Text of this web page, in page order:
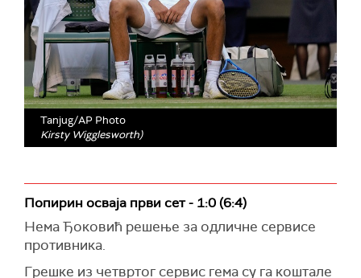
Tanjug/AP Photo
Kirsty Wigglesworth)
Попирин осваја први сет - 1:0 (6:4)
Нема Ђоковић решење за одличне сервисе
противника.
Грешке из четвртог сервис гема су га коштале